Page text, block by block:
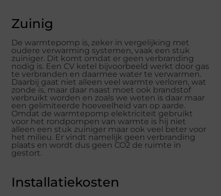
Zuinig
De warmtepomp is, zeker in vergelijking met
oudere verwarming systemen, vaak een stuk
zuiniger. Dit komt omdat er geen verbranding
nodig is. Een CV ketel bijvoorbeeld werkt door gas
te verbranden en daarmee water te verwarmen.
Daarbij gaat niet alleen veel warmte verloren, wat
zonde is, maar daar naast moet ook brandstof
verbruikt worden en zoals we weten is daar maar
een gelimiteerde hoeveelheid van op aarde.
Omdat de warmtepomp elektriciteit gebruikt
voor het rondpompen van warmte is hij niet
alleen een stuk zuiniger maar ook veel beter voor
het milieu. Er vindt namelijk geen verbranding
plaats en wordt dus geen CO2 de ruimte in
gestort.
Installatiekosten